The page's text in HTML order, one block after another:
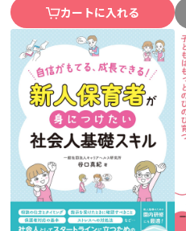
カートに入れる